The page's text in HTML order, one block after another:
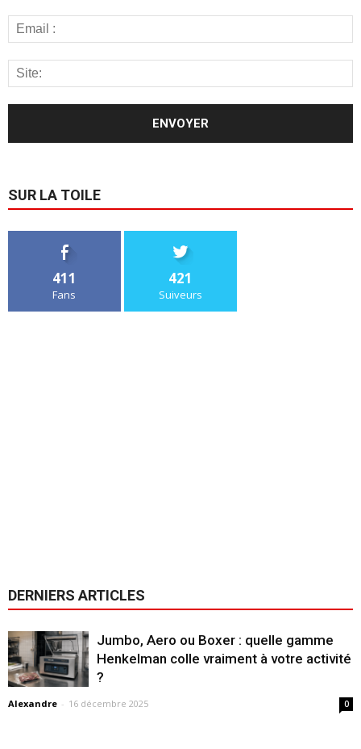
SUR LA TOILE
411
Fans
421
Suiveurs
DERNIERS ARTICLES
Jumbo, Aero ou Boxer : quelle gamme
Henkelman colle vraiment à votre activité
?
Alexandre - 16 décembre 2025 0